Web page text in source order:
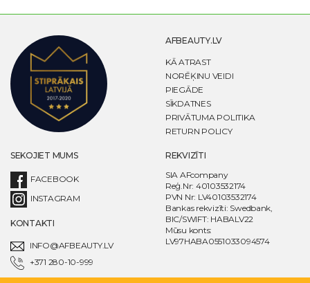
AFBEAUTY.LV
KĀ ATRAST
NORĒĶINU VEIDI
PIEGĀDE
SĪKDATNES
PRIVĀTUMA POLITIKA
RETURN POLICY
SEKOJIET MUMS
FACEBOOK
INSTAGRAM
KONTAKTI
INFO@AFBEAUTY.LV
+371 280-10-999
REKVIZĪTI
SIA AFcompany
Reģ.Nr: 40103532174
PVN Nr: LV40103532174
Bankas rekvizīti: Swedbank,
BIC/SWIFT: HABALV22
Mūsu konts:
LV97HABA0551033094574